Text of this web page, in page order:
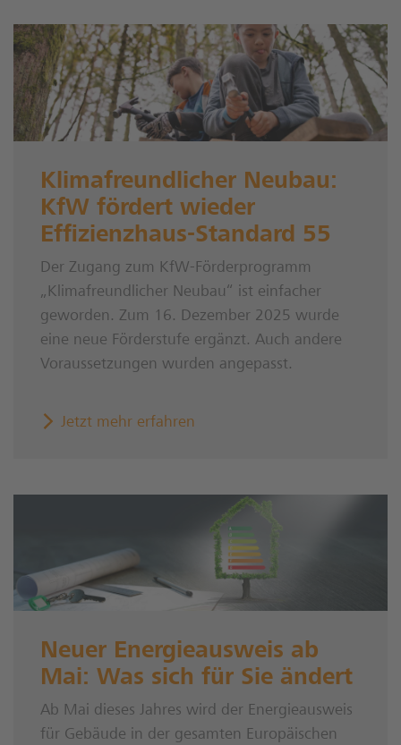
Klimafreundlicher Neubau:
KfW fördert wieder
Effizienzhaus-Standard 55
Der Zugang zum KfW-Förderprogramm
„Klimafreundlicher Neubau“ ist einfacher
geworden. Zum 16. Dezember 2025 wurde
eine neue Förderstufe ergänzt. Auch andere
Voraussetzungen wurden angepasst.
Jetzt mehr erfahren
Neuer Energieausweis ab
Mai: Was sich für Sie ändert
Ab Mai dieses Jahres wird der Energieausweis
für Gebäude in der gesamten Europäischen